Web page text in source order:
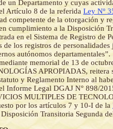
un Departamento y cuyas
Artículo 8 de la referida Ley Nº
competente de la otorgación y
cumplimiento a la Disposición
en el Sistema de Registro de
de los registros de
autónomos departamentales”.
memorial de 13 de
APROPIADAS,
y Reglamento Interno al
Informe Legal DGAJ N° 898/
MULTIPLES DE
por los artículos 7 y 10-I de la
Transitoria Segunda